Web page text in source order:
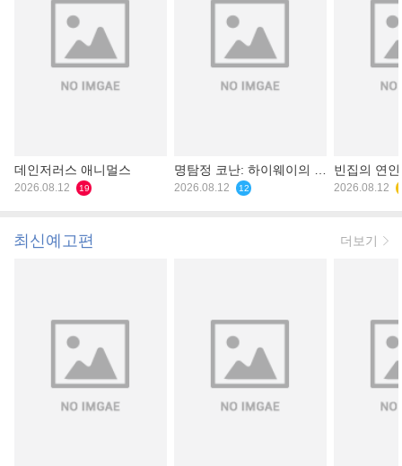
데인저러스 애니멀스
2026.08.12 19
명탐정 코난: 하이웨이의 타
천사
2026.08.12 12
빈집의 연
2026.08.12
최신예고편 더보기